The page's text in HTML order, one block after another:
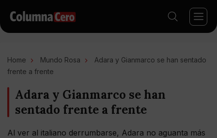
Home Mundo Rosa
Adara y Gianmarco se han sentado
frente a frente
Adara y Gianmarco se han
sentado frente a frente
Al ver al italiano derrumbarse, Adara no aguanta más